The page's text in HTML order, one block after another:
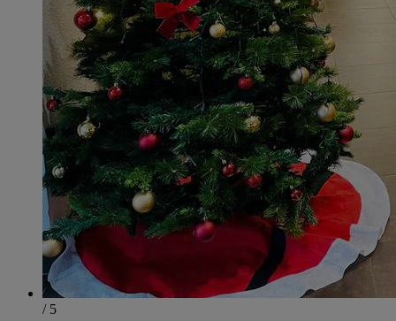
/ 5